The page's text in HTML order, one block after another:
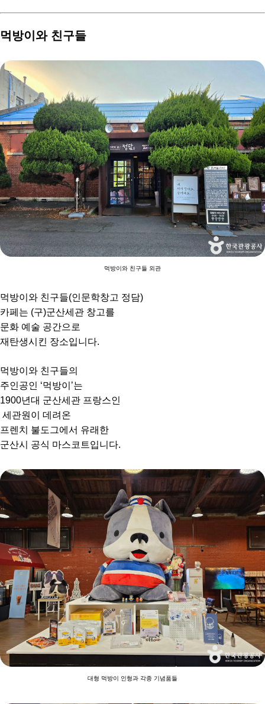
먹방이와 친구들
먹방이와 친구들 외관
먹방이와 친구들(인문학창고 정담)
카페는 (구)군산세관 창고를
문화 예술 공간으로
재탄생시킨 장소입니다.
먹방이와 친구들의
주인공인 ‘먹방이’는
1900년대 군산세관 프랑스인
세관원이 데려온
프렌치 불도그에서 유래한
군산시 공식 마스코트입니다.
대형 먹방이 인형과 각종 기념품들